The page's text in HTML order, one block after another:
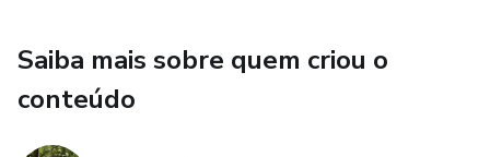
Saiba mais sobre quem criou o
conteúdo